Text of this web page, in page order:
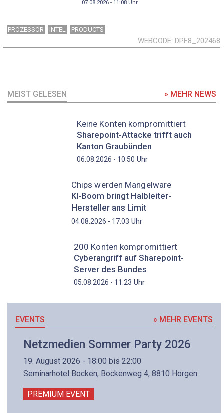
07.08.2026 - 11:08Uhr
PROZESSOR INTEL PRODUCTS
WEBCODE DPF8_202468
MEIST GELESEN » MEHR NEWS
Keine Konten kompromittiert
Sharepoint-Attacke trifft auch
Kanton Graubünden
06.08.2026 - 10:50 Uhr
Chips werden Mangelware
KI-Boom bringt Halbleiter-
Hersteller ans Limit
04.08.2026 - 17:03 Uhr
200 Konten kompromittiert
Cyberangriff auf Sharepoint-
Server des Bundes
05.08.2026 - 11:23 Uhr
EVENTS » MEHR EVENTS
Netzmedien Sommer Party 2026
19. August 2026 - 18:00 bis 22:00
Seminarhotel Bocken, Bockenweg 4, 8810 Horgen
PREMIUM EVENT